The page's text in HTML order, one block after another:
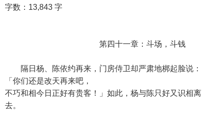
字数：13,843 字
第四十一章：斗场，斗钱
隔日杨、陈依约再来，门房侍卫却严肃地梆起脸说：
「你们还是改天再来吧，
不巧和相今日正好有贵客！」如此，杨与陈只好又识相离
去。